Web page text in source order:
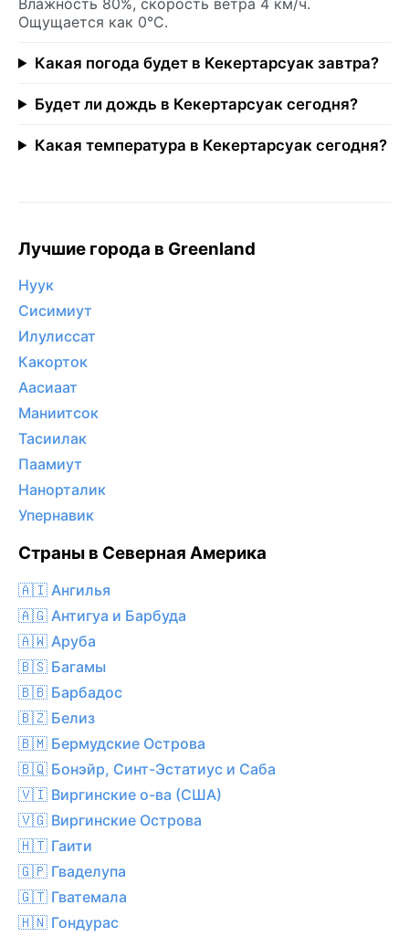
Ощущается как 0°C.
Какая погода будет в Кекертарсуак завтра?
Будет ли дождь в Кекертарсуак сегодня?
Какая температура в Кекертарсуак сегодня?
Лучшие города в Greenland
Нуук
Сисимиут
Илулиссат
Какорток
Аасиаат
Маниитсок
Тасиилак
Паамиут
Нанорталик
Упернавик
Страны в Северная Америка
🇦🇮 Ангилья
🇦🇬 Антигуа и Барбуда
🇦🇼 Аруба
🇧🇸 Багамы
🇧🇧 Барбадос
🇧🇿 Белиз
🇧🇲 Бермудские Острова
🇧🇶 Бонэйр, Синт-Эстатиус и Саба
🇻🇮 Виргинские о-ва (США)
🇻🇬 Виргинские Острова
🇭🇹 Гаити
🇬🇵 Гваделупа
🇬🇹 Гватемала
🇭🇳 Гондурас